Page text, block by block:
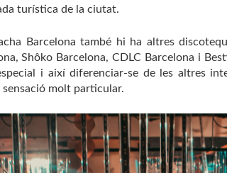
turística de la ciutat.
Barcelona també hi ha altres
Shôko Barcelona, CDLC Barcelona i
i així diferenciar-se de les altres
molt particular.